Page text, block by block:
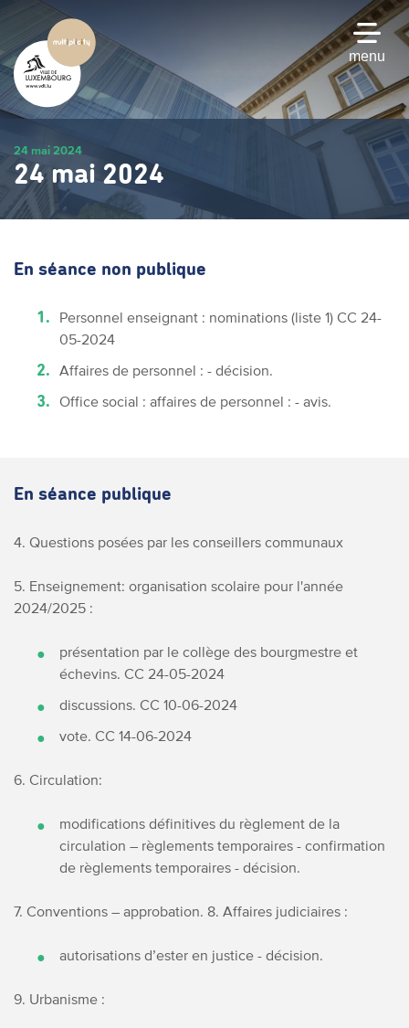
contenu
principal
menu
24 mai 2024
24 mai 2024
En séance non publique
Personnel enseignant : nominations (liste 1) CC 24-
05-2024
Affaires de personnel : - décision.
Office social : affaires de personnel : - avis.
En séance publique
4. Questions posées par les conseillers communaux
5. Enseignement: organisation scolaire pour l'année
2024/2025 :
présentation par le collège des bourgmestre et
échevins. CC 24-05-2024
discussions. CC 10-06-2024
vote. CC 14-06-2024
6. Circulation:
modifications définitives du règlement de la
circulation – règlements temporaires - confirmation
de règlements temporaires - décision.
7. Conventions – approbation. 8. Affaires judiciaires :
autorisations d’ester en justice - décision.
9. Urbanisme :